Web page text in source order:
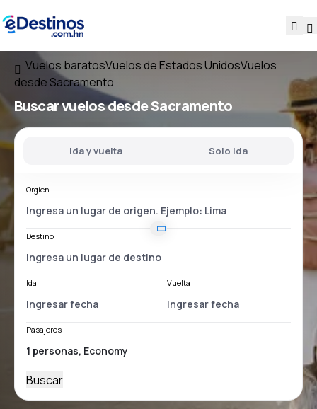
Vuelos baratosVuelos de Estados UnidosVuelos
desde Sacramento
Buscar vuelosdesde Sacramento
Ida y vuelta Solo ida
Orgien
Destino
Ida Vuelta
Pasajeros
Buscar